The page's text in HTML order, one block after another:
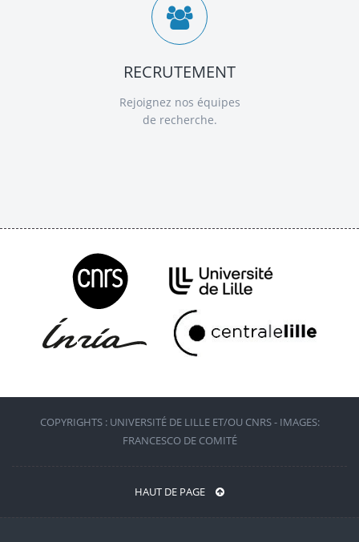
RECRUTEMENT
Rejoignez nos équipes
de recherche.
COPYRIGHTS : UNIVERSITÉ DE LILLE ET/OU CNRS - IMAGES:
FRANCESCO DE COMITÉ
HAUT DE PAGE